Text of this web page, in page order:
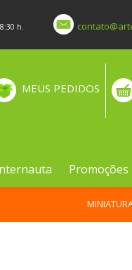
h.
MEUS PEDIDOS
Promoções